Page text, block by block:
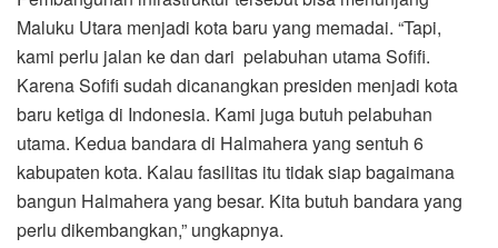
Maluku Utara menjadi kota baru yang memadai. “Tapi,
kami perlu jalan ke dan dari pelabuhan utama Sofifi.
Karena Sofifi sudah dicanangkan presiden menjadi kota
baru ketiga di Indonesia. Kami juga butuh pelabuhan
utama. Kedua bandara di Halmahera yang sentuh 6
kabupaten kota. Kalau fasilitas itu tidak siap bagaimana
bangun Halmahera yang besar. Kita butuh bandara yang
perlu dikembangkan,” ungkapnya.